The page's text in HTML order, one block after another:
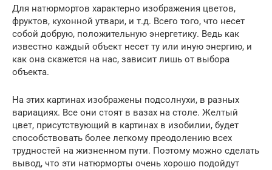
Для натюрмортов характерно изображения цветов,
фруктов, кухонной утвари, и т.д. Всего того, что несет
собой добрую, положительную энергетику. Ведь как
известно каждый объект несет ту или иную энергию, и
как она скажется на нас, зависит лишь от выбора
объекта.
На этих картинах изображены подсолнухи, в разных
вариациях. Все они стоят в вазах на столе. Желтый
цвет, присутствующий в картинах в изобилии, будет
способствовать более легкому преодолению всех
трудностей на жизненном пути. Поэтому можно сделать
вывод, что эти натюрморты очень хорошо подойдут